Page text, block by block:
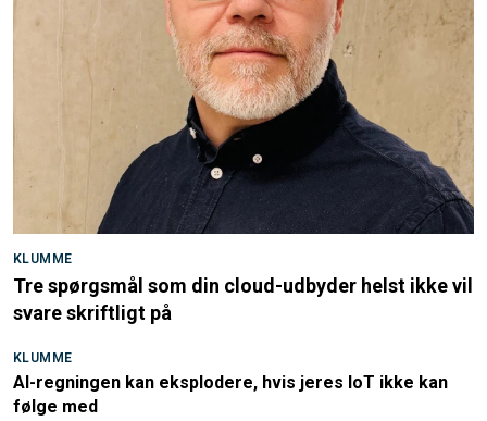
KLUMME
Tre spørgsmål som din cloud-udbyder helst ikke vil
svare skriftligt på
KLUMME
AI-regningen kan eksplodere, hvis jeres IoT ikke kan
følge med